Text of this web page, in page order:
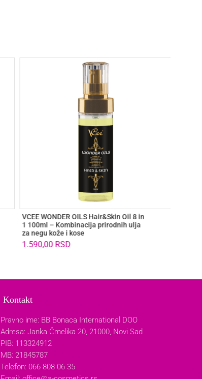
VCEE WONDER OILS Hair&Skin Oil 8 in
1 100ml – Kombinacija prirodnih ulja
za negu kože i kose
1.590,00 RSD
Kontakt
Pravno ime: BB Bonaca International DOO
Adresa: Janka Čmelika 20, 21000, Novi Sad
PIB: 113324912
MB: 21845787
Telefon: 066 808 06 35